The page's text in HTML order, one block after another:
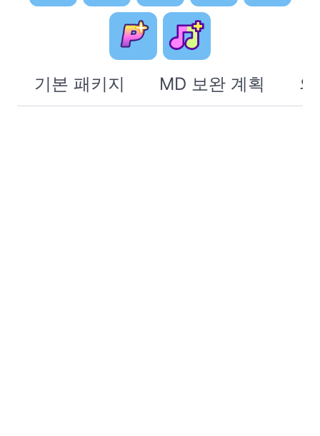
"계획대로" 보
완 계획
기본 패키지 MD 보완 계획